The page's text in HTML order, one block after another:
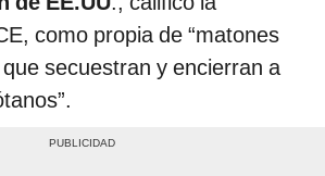
como propia de “matones
secuestran y encierran a